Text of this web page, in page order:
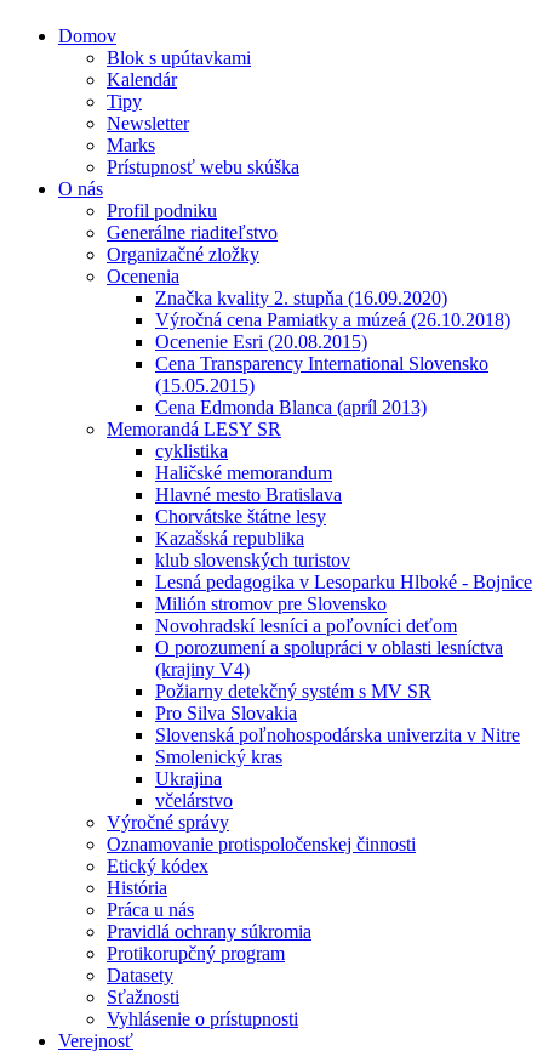
Domov
Blok s upútavkami
Kalendár
Tipy
Newsletter
Marks
Prístupnosť webu skúška
O nás
Profil podniku
Generálne riaditeľstvo
Organizačné zložky
Ocenenia
Značka kvality 2. stupňa (16.09.2020)
Výročná cena Pamiatky a múzeá (26.10.2018)
Ocenenie Esri (20.08.2015)
Cena Transparency International Slovensko
(15.05.2015)
Cena Edmonda Blanca (apríl 2013)
Memorandá LESY SR
cyklistika
Haličské memorandum
Hlavné mesto Bratislava
Chorvátske štátne lesy
Kazašská republika
klub slovenských turistov
Lesná pedagogika v Lesoparku Hlboké - Bojnice
Milión stromov pre Slovensko
Novohradskí lesníci a poľovníci deťom
O porozumení a spolupráci v oblasti lesníctva
(krajiny V4)
Požiarny detekčný systém s MV SR
Pro Silva Slovakia
Slovenská poľnohospodárska univerzita v Nitre
Smolenický kras
Ukrajina
včelárstvo
Výročné správy
Oznamovanie protispoločenskej činnosti
Etický kódex
História
Práca u nás
Pravidlá ochrany súkromia
Protikorupčný program
Datasety
Sťažnosti
Vyhlásenie o prístupnosti
Verejnosť